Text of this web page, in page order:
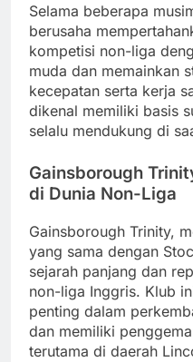
Selama beberapa
berusaha
kompetisi non-liga
muda dan memainkan
kecepatan serta kerja
dikenal memiliki basis
selalu mendukung di
Gainsborough
di Dunia Non-Liga
Gainsborough Trinity,
yang sama dengan
sejarah panjang dan
non-liga Inggris. Klub
penting dalam
dan memiliki
terutama di daerah